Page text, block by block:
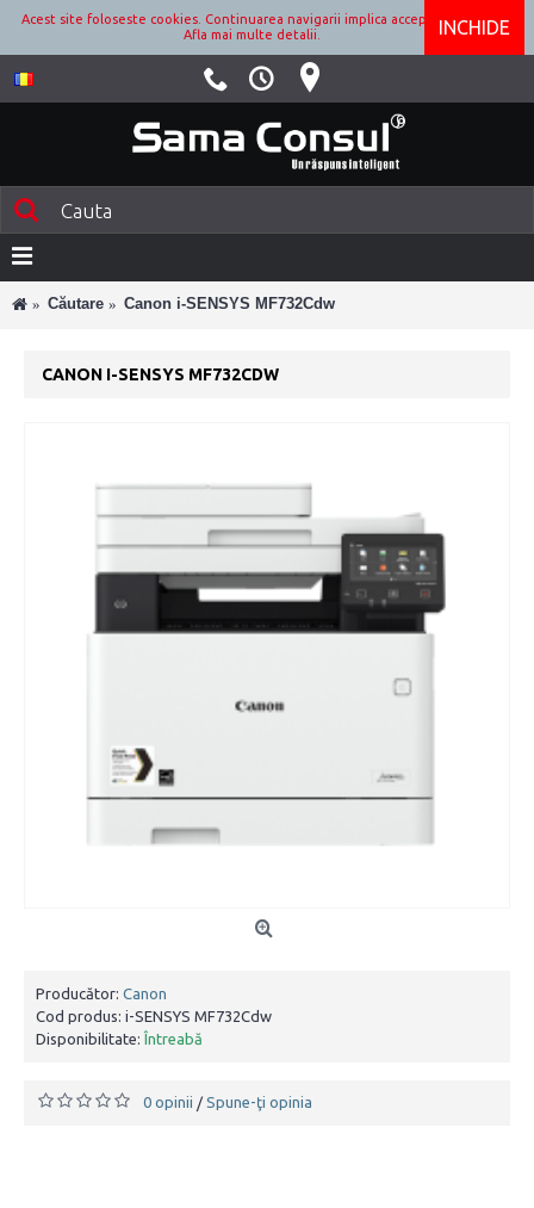
Acest site foloseste cookies. Continuarea navigarii implica acceptarea lor.
Afla mai multe detalii.
INCHIDE
Căutare Canon i-SENSYS MF732Cdw
CANON I-SENSYS MF732CDW
Producător: Canon
Cod produs: i-SENSYS MF732Cdw
Disponibilitate: Întreabă
0 opinii / Spune-ţi opinia